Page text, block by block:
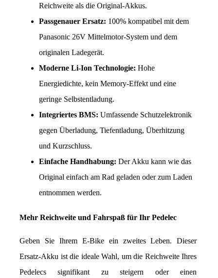
Reichweite als die Original-Akkus.
Passgenauer Ersatz: 100% kompatibel mit dem
Panasonic 26V Mittelmotor-System und dem
originalen Ladegerät.
Moderne Li-Ion Technologie: Hohe
Energiedichte, kein Memory-Effekt und eine
geringe Selbstentladung.
Integriertes BMS: Umfassende Schutzelektronik
gegen Überladung, Tiefentladung, Überhitzung
und Kurzschluss.
Einfache Handhabung: Der Akku kann wie das
Original einfach am Rad geladen oder zum Laden
entnommen werden.
Mehr Reichweite und Fahrspaß für Ihr Pedelec
Geben Sie Ihrem E-Bike ein zweites Leben. Dieser
Ersatz-Akku ist die ideale Wahl, um die Reichweite Ihres
Pedelecs signifikant zu steigern oder einen